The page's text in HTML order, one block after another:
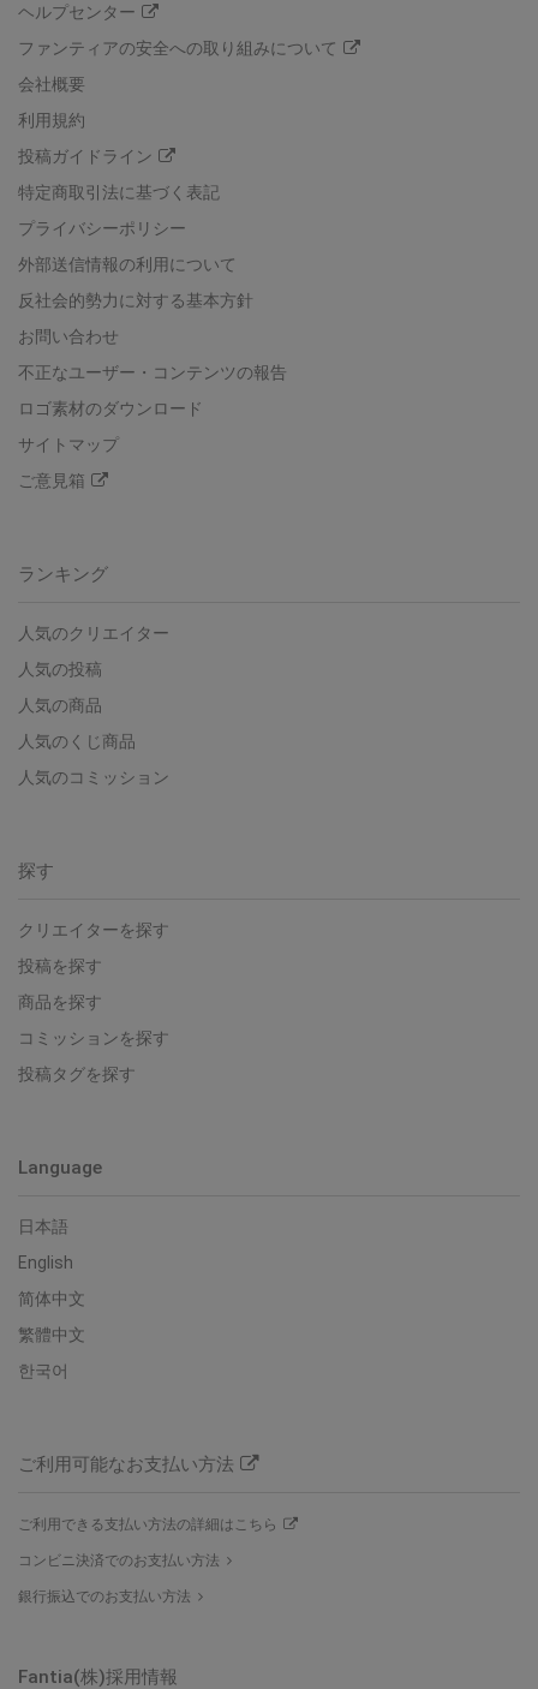
ヘルプセンター
ファンティアの安全への取り組みについて
会社概要
利用規約
投稿ガイドライン
特定商取引法に基づく表記
プライバシーポリシー
外部送信情報の利用について
反社会的勢力に対する基本方針
お問い合わせ
不正なユーザー・コンテンツの報告
ロゴ素材のダウンロード
サイトマップ
ご意見箱
ランキング
人気のクリエイター
人気の投稿
人気の商品
人気のくじ商品
人気のコミッション
探す
クリエイターを探す
投稿を探す
商品を探す
コミッションを探す
投稿タグを探す
Language
日本語
English
简体中文
繁體中文
한국어
ご利用可能なお支払い方法
ご利用できる支払い方法の詳細はこちら
コンビニ決済でのお支払い方法
銀行振込でのお支払い方法
Fantia(株)採用情報